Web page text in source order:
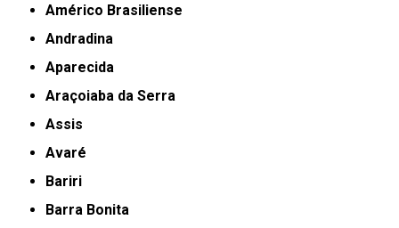
Américo Brasiliense
Andradina
Aparecida
Araçoiaba da Serra
Assis
Avaré
Bariri
Barra Bonita